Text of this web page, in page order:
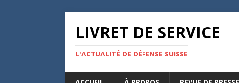
LIVRET DE SERVICE
L'ACTUALITÉ DE DÉFENSE SUISSE